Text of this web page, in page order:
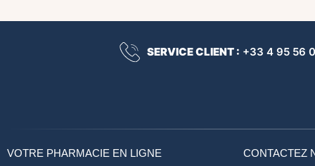
SERVICE CLIENT : +33 4 95 56
VOTRE PHARMACIE EN LIGNE CONTACTEZ